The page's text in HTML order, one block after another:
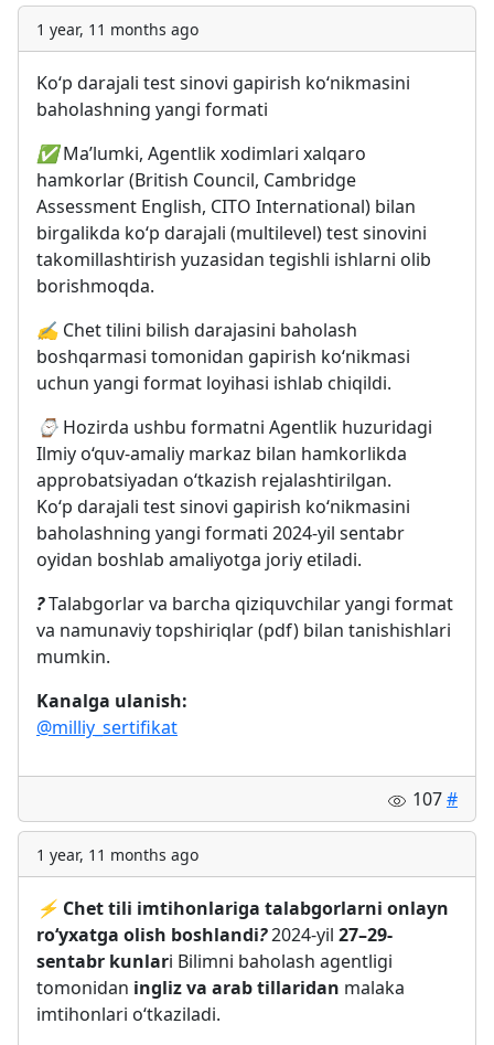
1 year, 11 months ago
Ko‘p darajali test sinovi gapirish ko‘nikmasini
baholashning yangi formati
✅Ma’lumki, Agentlik xodimlari xalqaro
hamkorlar (British Council, Cambridge
Assessment English, CITO International) bilan
birgalikda ko‘p darajali (multilevel) test sinovini
takomillashtirish yuzasidan tegishli ishlarni olib
borishmoqda.
✍️ Chet tilini bilish darajasini baholash
boshqarmasi tomonidan gapirish ko‘nikmasi
uchun yangi format loyihasi ishlab chiqildi.
⌚️ Hozirda ushbu formatni Agentlik huzuridagi
Ilmiy o‘quv-amaliy markaz bilan hamkorlikda
approbatsiyadan o‘tkazish rejalashtirilgan.
Ko‘p darajali test sinovi gapirish ko‘nikmasini
baholashning yangi formati 2024-yil sentabr
oyidan boshlab amaliyotga joriy etiladi.
?Talabgorlar va barcha qiziquvchilar yangi format
va namunaviy topshiriqlar (pdf) bilan tanishishlari
mumkin.
Kanalga ulanish:
@milliy_sertifikat
107#
1 year, 11 months ago
⚡️ Chet tili imtihonlariga talabgorlarni onlayn
ro‘yxatga olish boshlandi?2024-yil 27–29-
sentabr kunlari Bilimni baholash agentligi
tomonidan ingliz va arab tillaridan malaka
imtihonlari o‘tkaziladi.